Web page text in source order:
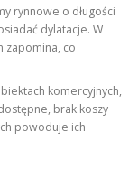
rynnowe o długości
dylatacje. W
zapomina, co
komercyjnych,
brak koszy
powoduje ich